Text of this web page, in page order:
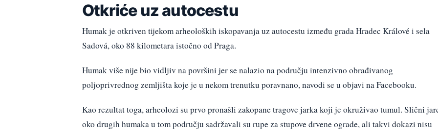
Otkriće uz autocestu
Humak je otkriven tijekom arheoloških iskopavanja uz autocestu između grada Hradec Králové i sela
Sadová, oko 88 kilometara istočno od Praga.
Humak više nije bio vidljiv na površini jer se nalazio na području intenzivno obrađivanog
poljoprivrednog zemljišta koje je u nekom trenutku poravnano, navodi se u objavi na Facebooku.
Kao rezultat toga, arheolozi su prvo pronašli zakopane tragove jarka koji je okruživao tumul. Slični
oko drugih humaka u tom području sadržavali su rupe za stupove drvene ograde, ali takvi dokazi nisu